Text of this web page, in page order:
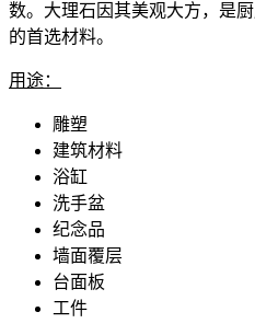
数。大理石因其美观大方，是
的首选材料。
用途：
雕塑
建筑材料
浴缸
洗手盆
纪念品
墙面覆层
台面板
工件